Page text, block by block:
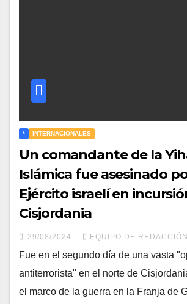
* INTERNACIONALES
Un comandante de la
Islámica fue asesinado
Ejército israelí en
Cisjordania
29/08/2024 EQUIPO DE
Fue en el segundo día de una vasta
antiterrorista" en el norte de
el marco de la guerra en la Franja de